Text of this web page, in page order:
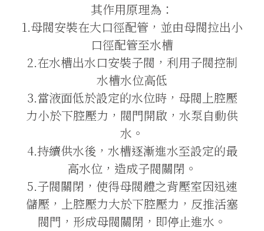
其作用原理為：
1.母閥安裝在大口徑配管，並由母閥拉出小
口徑配管至水槽
2.在水槽出水口安裝子閥，利用子閥控制
水槽水位高低
3.當液面低於設定的水位時，母閥上腔壓
力小於下腔壓力，閥門開啟，水泵自動供
水。
4.持續供水後，水槽逐漸進水至設定的最
高水位，造成子閥關閉。
5.子閥關閉，使得母閥體之背壓室因迅速
儲壓，上腔壓力大於下腔壓力，反推活塞
閥門，形成母閥關閉，即停止進水。